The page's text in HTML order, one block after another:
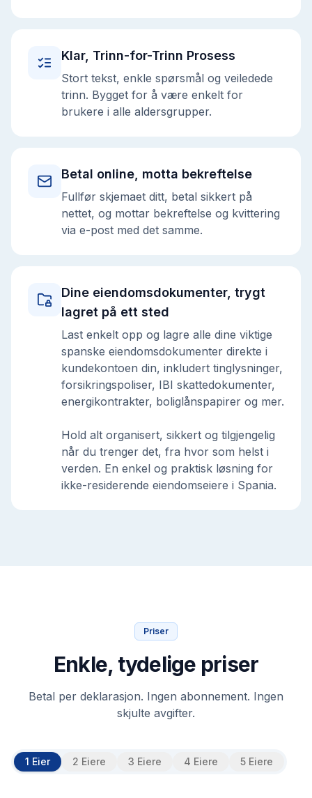
Klar, Trinn-for-Trinn Prosess
Stort tekst, enkle spørsmål og veiledede
trinn. Bygget for å være enkelt for
brukere i alle aldersgrupper.
Betal online, motta bekreftelse
Fullfør skjemaet ditt, betal sikkert på
nettet, og mottar bekreftelse og kvittering
via e-post med det samme.
Dine eiendomsdokumenter, trygt
lagret på ett sted
Last enkelt opp og lagre alle dine viktige
spanske eiendomsdokumenter direkte i
kundekontoen din, inkludert tinglysninger,
forsikringspoliser, IBI skattedokumenter,
energikontrakter, boliglånspapirer og mer.
Hold alt organisert, sikkert og tilgjengelig
når du trenger det, fra hvor som helst i
verden. En enkel og praktisk løsning for
ikke-residerende eiendomseiere i Spania.
Priser
Enkle, tydelige priser
Betal per deklarasjon. Ingen abonnement. Ingen
skjulte avgifter.
1 Eier 2 Eiere 3 Eiere 4 Eiere 5 Eiere